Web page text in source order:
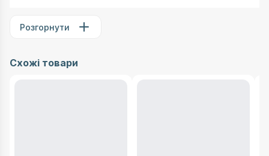
Розгорнути
Схожі товари